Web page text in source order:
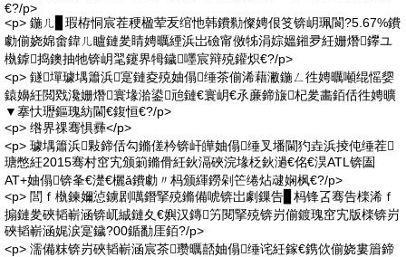
€?/p>
<p> 鍦ㄦ▊瑕栫恫宸茬稉楹荤叐绾忚韩鐨勬儏娉佷笅锛岄珮閬?5.67%鐨
勮偂娆婂畬鍏ㄦ矑鏈夎睛娉曞緸浜岀礆甯傚牬涓婃媼鎺夛紝姗熸鑻ユ
槸鎼捣鐭抽牠锛岄毣鑳界牳鐬嚜宸辩殑鑵炽€?/p>
<p> 鐩墠璩堣簫浜寔鏈夌殑妯傝缍茶偂浠藉潎鍦ㄥ徃娉曞噸绲愮媭
鎱嬶紝閲戣瀺姗熸寰堟湁鍙兘鏈€寰岄€氶亷鍗旇杞夎畵銆佸徃娉曠
▼搴忕瓑鏂瑰紡閫€鍑恒€?/p>
<p> 绺界祼骞惧彞</p>
<p> 璩堣簫浜敤鍗佸勾鏅傞枔锛屽皣妯傝缍叉墦閫犳垚浜掕伅缍茬
瑭憋紝2015骞村窋宄颁箣鏅傦紝鈥滆硤浣堟柉鈥濄€佲€淏ATL锛圔
AT+妯傝锛夆€濋€欐ǎ鐨勮〃杩颁緷鐒剁笀绻炶叇娴枫€?/p>
<p> 閭ｆ槸鍊嬭惉鐪剧噧鐕掔殑鏅備唬锛岀劇鏁告▊杩锋叾骞告檪浠ｆ
搧鏈夎硤韬嶄涵锛屼絾鏈夊€嬩汉鏄竻閱掔殑锛岃偂鍍瑰窋宄版檪锛岃
硤韬嶄涵娓涙寔鐬?00鍎勫厓銆?/p>
<p> 濡備粖锛岃硤韬嶄涵宸茶瓒曞嚭妯傝缍诧紝鎵€鎸佽偂娆婁篃鍗